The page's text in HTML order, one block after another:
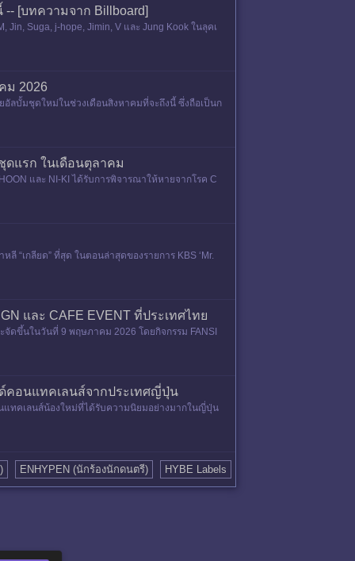
[บทความจาก Billboard]
Jin, Suga, j-hope, Jimin, V และ Jung Kook ในลุคเ
ม 2026
อัลบั้มชุดใหม่ในช่วงเดือนสิงหาคมที่จะถึงนี้ ซึ่งถือเป็นก
ดแรก ในเดือนตุลาคม
และ NI-KI ได้รับการพิจารณาให้หายจากโรค C
“เกลียด” ที่สุด ในตอนล่าสุดของรายการ KBS ‘Mr.
และ CAFE EVENT ที่ประเทศไทย
จัดขึ้นในวันที่ 9 พฤษภาคม 2026 โดยกิจกรรม FANSI
ด์คอนแทคเลนส์จากประเทศญี่ปุ่น
แทคเลนส์น้องใหม่ที่ได้รับความนิยมอย่างมากในญี่ปุ่น
ENHYPEN (นักร้องนักดนตรี) HYBE Labels